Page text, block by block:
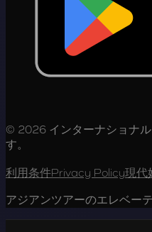
© 2026 インターナショナ
す。
利用条件Privacy Policy現代
アジアンツアーのエレベー